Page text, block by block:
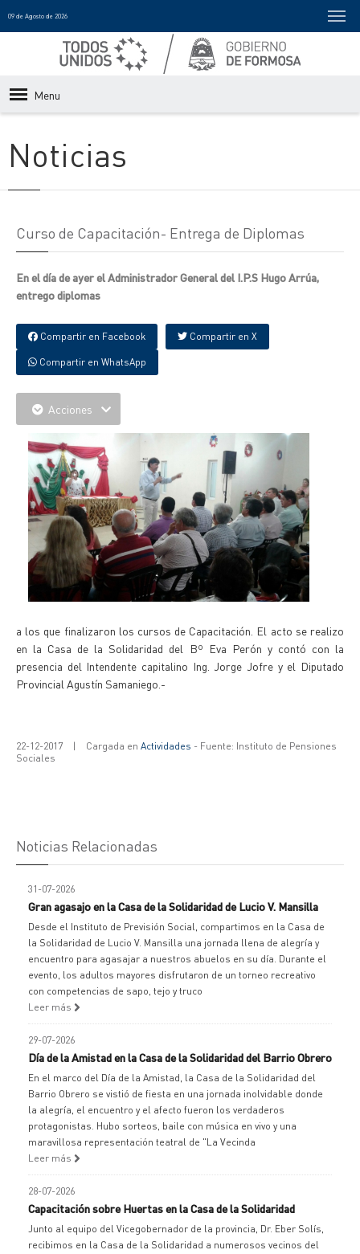
09 de Agosto de 2026
Menu
Noticias
Curso de Capacitación- Entrega de Diplomas
En el día de ayer el Administrador General del I.P.S Hugo Arrúa,
entrego diplomas
Compartir en Facebook Compartir en X
Compartir en WhatsApp
Acciones
a los que finalizaron los cursos de Capacitación. El acto se realizo
en la Casa de la Solidaridad del Bº Eva Perón y contó con la
presencia del Intendente capitalino Ing. Jorge Jofre y el Diputado
Provincial Agustín Samaniego.-
22-12-2017 | Cargada en Actividades - Fuente: Instituto de Pensiones
Sociales
Noticias Relacionadas
31-07-2026
Gran agasajo en la Casa de la Solidaridad de Lucio V. Mansilla
Desde el Instituto de Previsión Social, compartimos en la Casa de
la Solidaridad de Lucio V. Mansilla una jornada llena de alegría y
encuentro para agasajar a nuestros abuelos en su día. Durante el
evento, los adultos mayores disfrutaron de un torneo recreativo
con competencias de sapo, tejo y truco
Leer más
29-07-2026
Día de la Amistad en la Casa de la Solidaridad del Barrio Obrero
En el marco del Día de la Amistad, la Casa de la Solidaridad del
Barrio Obrero se vistió de fiesta en una jornada inolvidable donde
la alegría, el encuentro y el afecto fueron los verdaderos
protagonistas. Hubo sorteos, baile con música en vivo y una
maravillosa representación teatral de "La Vecinda
Leer más
28-07-2026
Capacitación sobre Huertas en la Casa de la Solidaridad
Junto al equipo del Vicegobernador de la provincia, Dr. Eber Solís,
recibimos en la Casa de la Solidaridad a numerosos vecinos del